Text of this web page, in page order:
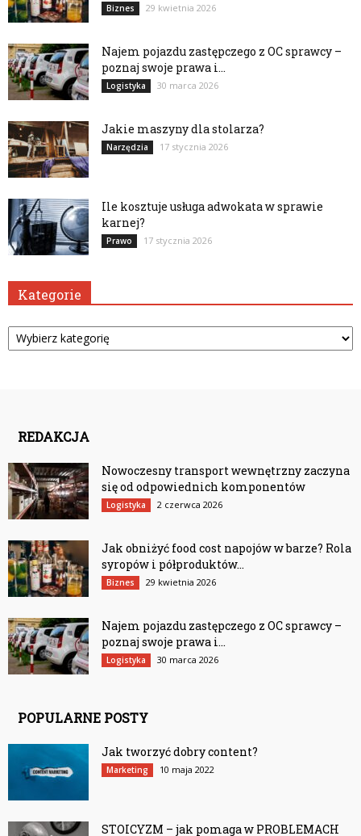
Biznes 29 kwietnia 2026
Najem pojazdu zastępczego z OC sprawcy –
poznaj swoje prawa i...
Logistyka 30 marca 2026
Jakie maszyny dla stolarza?
Narzędzia 17 stycznia 2026
Ile kosztuje usługa adwokata w sprawie
karnej?
Prawo 17 stycznia 2026
Kategorie
Kategorie
REDAKCJA
Nowoczesny transport wewnętrzny zaczyna
się od odpowiednich komponentów
Logistyka 2 czerwca 2026
Jak obniżyć food cost napojów w barze? Rola
syropów i półproduktów...
Biznes 29 kwietnia 2026
Najem pojazdu zastępczego z OC sprawcy –
poznaj swoje prawa i...
Logistyka 30 marca 2026
POPULARNE POSTY
Jak tworzyć dobry content?
Marketing 10 maja 2022
STOICYZM – jak pomaga w PROBLEMACH